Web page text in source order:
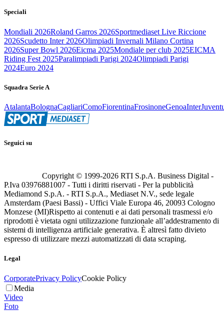
Speciali
Mondiali 2026Roland Garros 2026Sportmediaset Live Riccione
2026Scudetto Inter 2026Olimpiadi Invernali Milano Cortina
2026Super Bowl 2026Eicma 2025Mondiale per club 2025EICMA
Riding Fest 2025Paralimpiadi Parigi 2024Olimpiadi Parigi
2024Euro 2024
Squadra Serie A
AtalantaBolognaCagliariComoFiorentinaFrosinoneGenoaInter
Seguici su
Copyright © 1999-2026 RTI S.p.A. Business Digital -
P.Iva 03976881007 - Tutti i diritti riservati - Per la pubblicità
Mediamond S.p.A. - RTI S.p.A., Mediaset N.V., sede legale
Amsterdam (Paesi Bassi) - Uffici Viale Europa 46, 20093 Cologno
Monzese (MI)Rispetto ai contenuti e ai dati personali trasmessi e/o
riprodotti è vietata ogni utilizzazione funzionale all’addestramento di
sistemi di intelligenza artificiale generativa. È altresì fatto divieto
espresso di utilizzare mezzi automatizzati di data scraping.
Legal
CorporatePrivacy PolicyCookie Policy
Media
Video
Foto